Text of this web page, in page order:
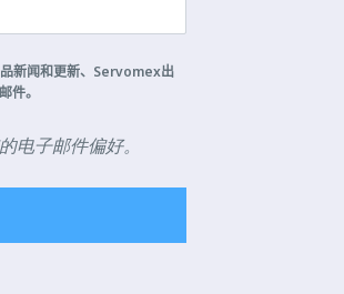
新闻和更新、 Servomex出
件。
电子邮件偏好。